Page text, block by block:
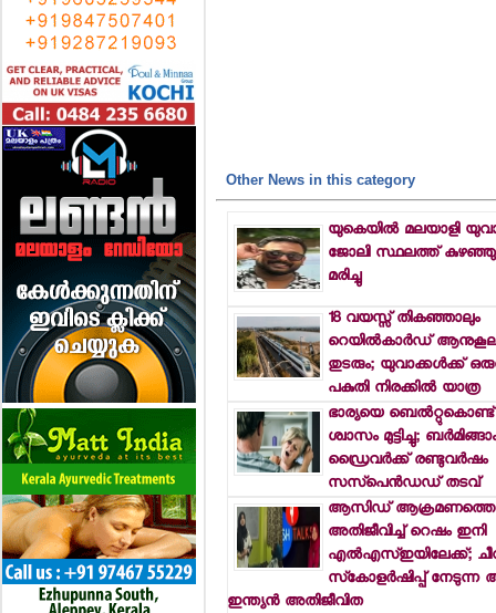
Other News in this category
യുകെയില്‍ മലയാളി
ജോലി സ്ഥലത്ത്
മരിച്ചു
18 വയസ്സ് തികഞ്ഞാലും
റെയില്‍കാര്‍ഡ്
തുടരും; യുവാക്കള്‍ക്ക്
പകുതി നിരക്കില്‍ യാത്ര
ഭാര്യയെ ബെല്‍റ്റുകൊണ്ട്
ശ്വാസം മുട്ടിച്ചു;
ഡ്രൈവര്‍ക്ക് രണ്ടുവര്‍ഷം
സസ്‌പെന്‍ഡഡ് തടവ്
ആസിഡ് ആക്രമണത്തെ
അതിജീവിച്ച് റെഷം ഇനി
എല്‍എസ്ഇയിലേക്ക്;
സ്‌കോളര്‍ഷിപ്പ് നേടുന്ന
ഇന്ത്യന്‍ അതിജീവിത